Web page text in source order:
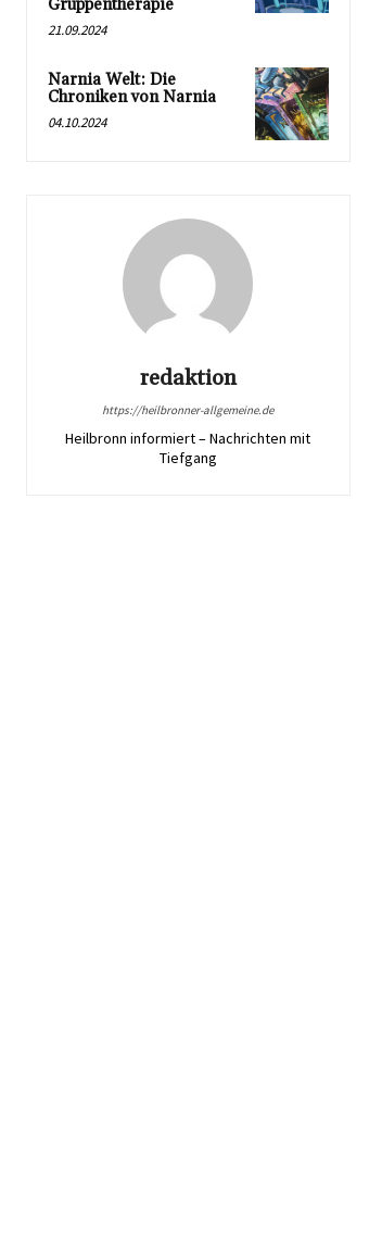
Gruppentherapie
21.09.2024
Narnia Welt: Die
Chroniken von Narnia
04.10.2024
redaktion
https://heilbronner-allgemeine.de
Heilbronn informiert – Nachrichten mit
Tiefgang